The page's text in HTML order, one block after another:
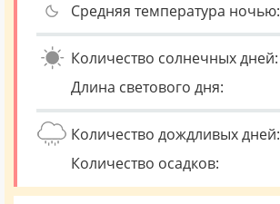
Средняя температура ночью:
Количество солнечных дней:
Длина светового дня:
Количество дождливых дней:
Количество осадков: